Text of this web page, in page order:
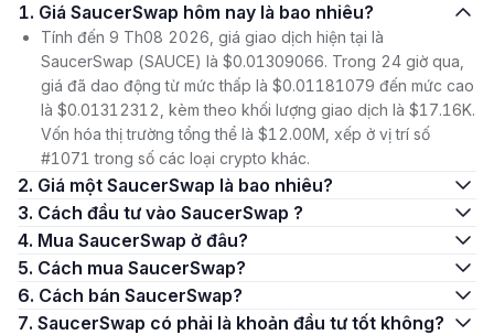
1. Giá SaucerSwap hôm nay là bao nhiêu?
Tính đến 9 Th08 2026, giá giao dịch hiện tại là
SaucerSwap (SAUCE) là $0.01309066. Trong 24 giờ qua,
giá đã dao động từ mức thấp là $0.01181079 đến mức cao
là $0.01312312, kèm theo khối lượng giao dịch là $17.16K.
Vốn hóa thị trường tổng thể là $12.00M, xếp ở vị trí số
#1071 trong số các loại crypto khác.
2. Giá một SaucerSwap là bao nhiêu?
3. Cách đầu tư vào SaucerSwap ?
4. Mua SaucerSwap ở đâu?
5. Cách mua SaucerSwap?
6. Cách bán SaucerSwap?
7. SaucerSwap có phải là khoản đầu tư tốt không?